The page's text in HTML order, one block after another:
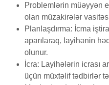
Problemlərin müəyyən
olan müzakirələr
Planlaşdırma: İcma
aparılaraq, layihənin
olunur.
İcra: Layihələrin icrası
üçün müxtəlif tədbirlər